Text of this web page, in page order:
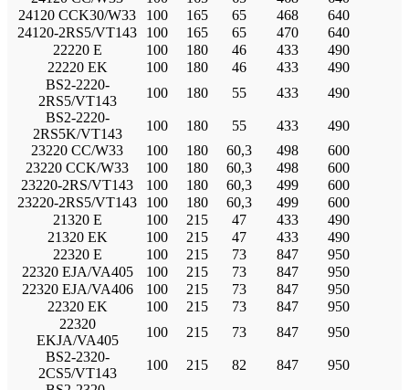
24120 CCK30/W33
100 165 65 468
640
24120-2RS5/VT143
100 165 65 470
640
22220 E
100 180 46 433
490
22220 EK
100 180 46 433
490
BS2-2220-
2RS5/VT143
100 180 55 433
490
BS2-2220-
2RS5K/VT143
100 180 55 433
490
23220 CC/W33
100 180 60,3 498
600
23220 CCK/W33
100 180 60,3 498
600
23220-2RS/VT143
100 180 60,3 499
600
23220-2RS5/VT143
100 180 60,3 499
600
21320 E
100 215 47 433
490
21320 EK
100 215 47 433
490
22320 E
100 215 73 847
950
22320 EJA/VA405
100 215 73 847
950
22320 EJA/VA406
100 215 73 847
950
22320 EK
100 215 73 847
950
22320
EKJA/VA405
100 215 73 847
950
BS2-2320-
2CS5/VT143
100 215 82 847
950